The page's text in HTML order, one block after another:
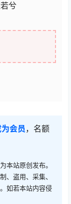
兮
会员 ，名额
本站原创发布。
、盗用、采集、
如若本站内容侵